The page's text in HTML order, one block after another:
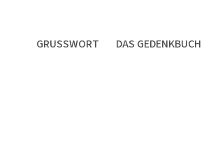
GRUSSWORT DAS GEDENKBUCH